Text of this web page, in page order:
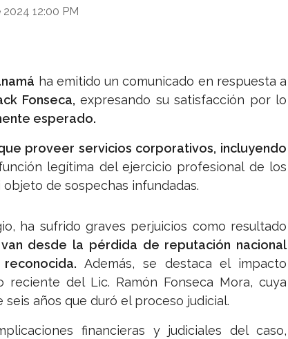
12:00 PM
ha emitido un comunicado en respuesta a
Fonseca, expresando su satisfacción por lo
esperado.
proveer servicios corporativos, incluyendo
legítima del ejercicio profesional de los
de sospechas infundadas.
ha sufrido graves perjuicios como resultado
desde la pérdida de reputación nacional
Además, se destaca el impacto
del Lic. Ramón Fonseca Mora, cuya
años que duró el proceso judicial.
financieras y judiciales del caso,